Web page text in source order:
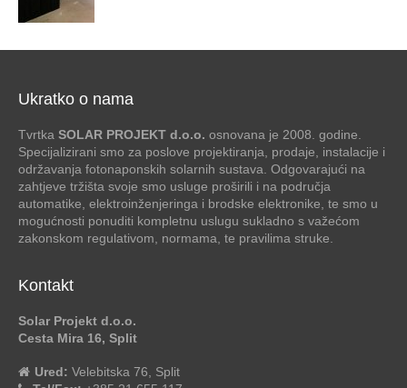
Ukratko o nama
Tvrtka SOLAR PROJEKT d.o.o. osnovana je 2008. godine.
Specijalizirani smo za poslove projektiranja, prodaje, instalacije i
održavanja fotonaponskih solarnih sustava. Odgovarajući na
zahtjeve tržišta svoje smo usluge proširili i na područja
automatike, elektroinženjeringa i brodske elektronike, te smo u
mogućnosti ponuditi kompletnu uslugu sukladno s važećom
zakonskom regulativom, normama, te pravilima struke.
Kontakt
Solar Projekt d.o.o.
Cesta Mira 16, Split
Ured: Velebitska 76, Split